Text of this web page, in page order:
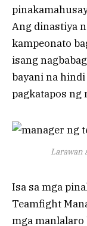
Ang dinastiya
kampeonato
isang
bayani na
pagkatapos ng
Larawan
Isa sa mga
Teamfight
mga